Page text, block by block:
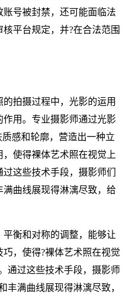
号被封禁，还可能面临法
平台规定，并?在合法范围
拍摄过程中，光影的运用
用。专业摄影师通过光影
感和轮廓，营造出一种立
使得裸体艺术照在视觉上
这些技术手段，摄影师们
曲线展现得淋漓尽致，给
衡和对称的调整，能够让
，使得?裸体艺术照在视觉
通过这些技术手段，摄影师
丰满曲线展现得淋漓尽致，